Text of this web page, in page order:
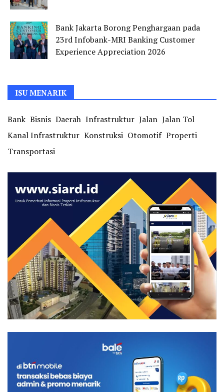
Bank Jakarta Borong Penghargaan pada
23rd Infobank-MRI Banking Customer
Experience Appreciation 2026
ISU MENARIK
Bank Bisnis Daerah Infrastruktur Jalan Jalan Tol
Kanal Infrastruktur Konstruksi Otomotif Properti
Transportasi